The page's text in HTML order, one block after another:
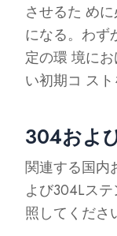
させるた め
になる。わず
定の環 境に
い初期コ スト
304およ
関連する国内
よび304Lス
照してくださ